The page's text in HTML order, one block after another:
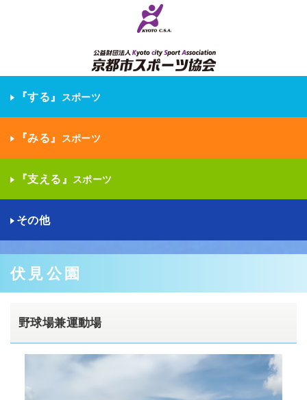
『する』 スポーツ
『みる』 スポーツ
『支える』 スポーツ
その他
伏見公園
野球場兼運動場